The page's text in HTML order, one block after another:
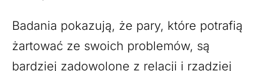
Badania pokazują, że pary, które potrafią
żartować ze swoich problemów, są
bardziej zadowolone z relacji i rzadziej